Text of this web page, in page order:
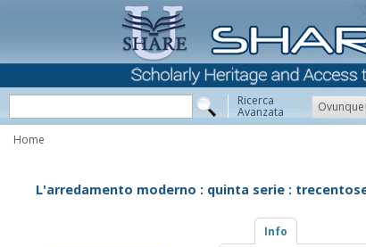
Ricerca
Avanzata Ovunque
Home
L'arredamento moderno : quinta serie :
Info